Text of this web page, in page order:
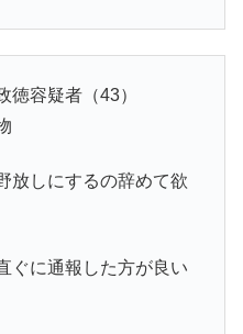
徳容疑者（43）
放しにするの辞めて欲
ぐに通報した方が良い